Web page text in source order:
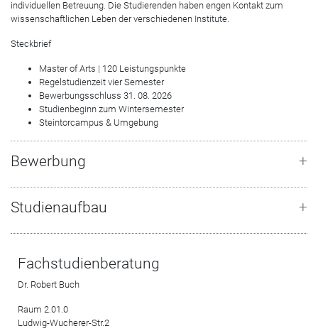
individuellen Betreuung. Die Studierenden haben engen Kontakt zum
wissenschaftlichen Leben der verschiedenen Institute.
Steckbrief
Master of Arts | 120 Leistungspunkte
Regelstudienzeit vier Semester
Bewerbungsschluss 31. 08. 2026
Studienbeginn zum Wintersemester
Steintorcampus & Umgebung
Bewerbung
Studienaufbau
Fachstudienberatung
Dr. Robert Buch
Raum 2.01.0
Ludwig-Wucherer-Str.2